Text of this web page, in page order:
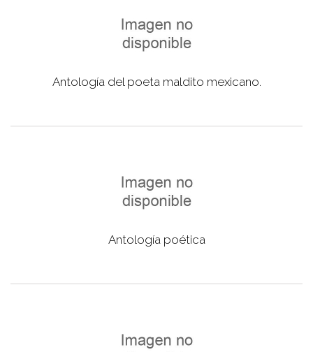
Antología del poeta maldito mexicano.
Antología poética